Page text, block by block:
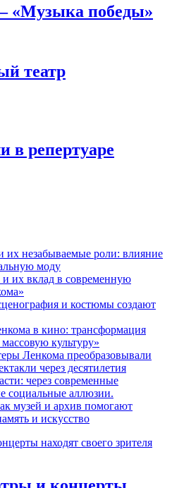
«Музыка победы»
театр
в репертуаре
их незабываемые роли: влияние
моду
и их вклад в современную
и костюмы создают
в кино: трансформация
культуру»
Ленкома преобразовывали
через десятилетия
через современные
социальные аллюзии.
музей и архив помогают
и искусство